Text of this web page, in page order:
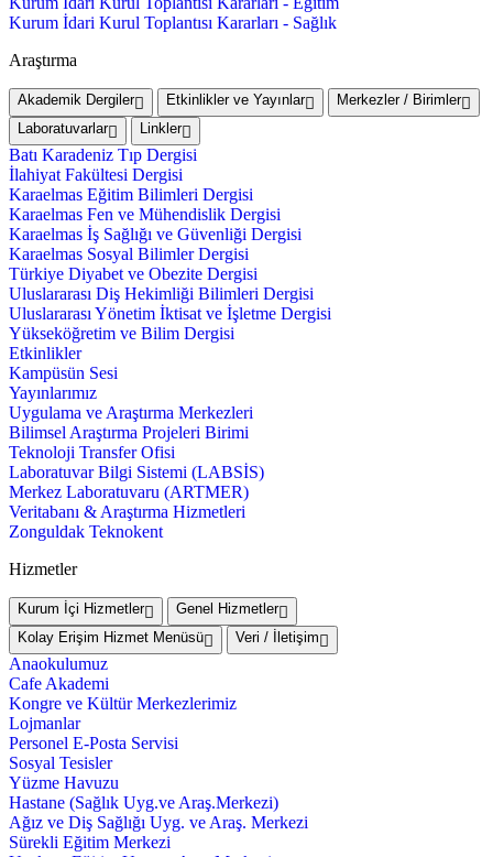
Kurum İdari Kurul Toplantısı Kararları - Sağlık
Araştırma
Akademik Dergiler Etkinlikler ve Yayınlar
Merkezler / Birimler
Laboratuvarlar
Linkler
Batı Karadeniz Tıp Dergisi
İlahiyat Fakültesi Dergisi
Karaelmas Eğitim Bilimleri Dergisi
Karaelmas Fen ve Mühendislik Dergisi
Karaelmas İş Sağlığı ve Güvenliği Dergisi
Karaelmas Sosyal Bilimler Dergisi
Türkiye Diyabet ve Obezite Dergisi
Uluslararası Diş Hekimliği Bilimleri Dergisi
Uluslararası Yönetim İktisat ve İşletme Dergisi
Yükseköğretim ve Bilim Dergisi
Etkinlikler
Kampüsün Sesi
Yayınlarımız
Uygulama ve Araştırma Merkezleri
Bilimsel Araştırma Projeleri Birimi
Teknoloji Transfer Ofisi
Laboratuvar Bilgi Sistemi (LABSİS)
Merkez Laboratuvaru (ARTMER)
Veritabanı & Araştırma Hizmetleri
Zonguldak Teknokent
Hizmetler
Kurum İçi Hizmetler
Genel Hizmetler
Kolay Erişim Hizmet Menüsü
Veri / İletişim
Anaokulumuz
Cafe Akademi
Kongre ve Kültür Merkezlerimiz
Lojmanlar
Personel E-Posta Servisi
Sosyal Tesisler
Yüzme Havuzu
Hastane (Sağlık Uyg.ve Araş.Merkezi)
Ağız ve Diş Sağlığı Uyg. ve Araş. Merkezi
Sürekli Eğitim Merkezi